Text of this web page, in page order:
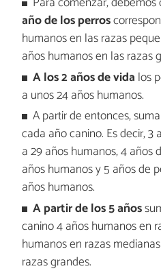
año de los perros
humanos en las razas
años humanos en las razas
A los 2 años de vida los
a unos 24 años humanos.
A partir de entonces,
cada año canino. Es decir,
a 29 años humanos, 4 años
años humanos y 5 años de
años humanos.
A partir de los 5 años
canino 4 años humanos en
humanos en razas
razas grandes.